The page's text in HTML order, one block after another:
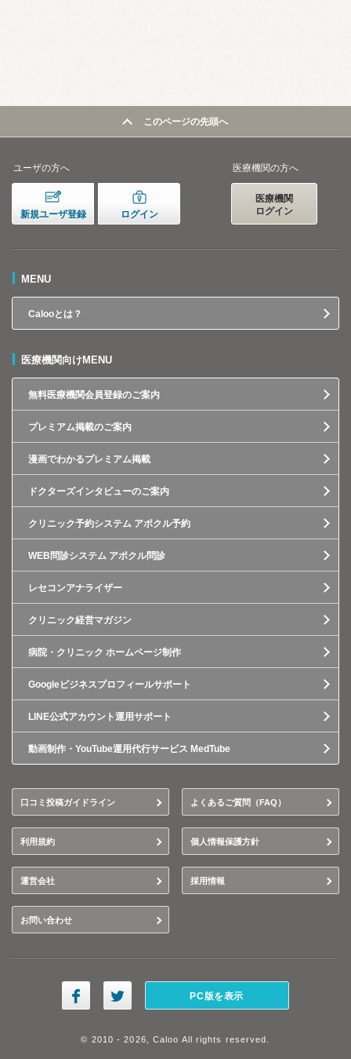
このページの先頭へ
ユーザの方へ
新規ユーザ登録 ログイン
医療機関の方へ
医療機関
ログイン
MENU
Calooとは？
医療機関向けMENU
無料医療機関会員登録のご案内
プレミアム掲載のご案内
漫画でわかるプレミアム掲載
ドクターズインタビューのご案内
クリニック予約システム アポクル予約
WEB問診システム アポクル問診
レセコンアナライザー
クリニック経営マガジン
病院・クリニック ホームページ制作
Googleビジネスプロフィールサポート
LINE公式アカウント運用サポート
動画制作・YouTube運用代行サービス MedTube
口コミ投稿ガイドライン よくあるご質問（FAQ）
利用規約 個人情報保護方針
運営会社 採用情報
お問い合わせ
PC版を表示
© 2010 - 2026, Caloo All rights reserved.